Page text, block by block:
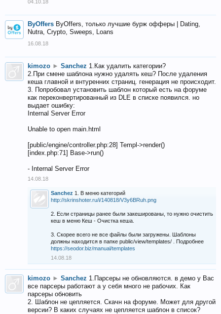
04.10.18
ByOffers ByOffers, только лучшие бурж офферы | Dating,
Nutra, Crypto, Sweeps, Loans
16.08.18
kimozo ► Sanchez 1.Как удалить категории?
2.При смене шаблона нужно удалять кеш? После удаления
кеша главной и внтуренних страниц. генерация не происходит.
3. Попробовал установить шаблон который есть на форуме
как переконвертированный из DLE в списке появился. но
выдает ошибку:
Internal Server Error
Unable to open main.html
[public/engine/controller.php:28] Templ->render()
[index.php:71] Base->run()
- Internal Server Error
14.08.18
Sanchez 1. В меню категорий
http://skrinshoter.ru/i/140818/V3y6BRuh.png
2. Если страницы ранее были закешированы, то нужно очистить
кеш в меню Кеш - Очистка кеша.
3. Скорее всего не все файлы были загружены. Шаблоны
должны находится в папке public/view/templates/ . Подробнее
https://seodor.biz/manual/templates
14.08.18
kimozo ► Sanchez 1.Парсеры не обновляются. в демо у Вас
все парсеры работают а у себя много не рабочих. Как
парсеры обновить
2. Шаблон не цепляется. Скачн на форуме. Может для другой
версии? В каких случаях не цепляется шаблон в список?